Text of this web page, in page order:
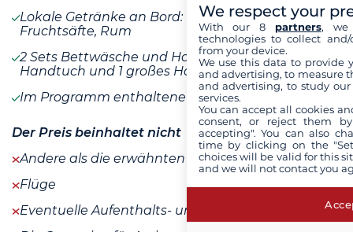
Lokale Getränke an Bord: Wasser, Wein,
Fruchtsäfte, Rum
2 Sets Bettwäsche und Handtücher (1 kleines
Handtuch und 1 großes Handtuch) pro Woche
Im Programm enthaltene Mahlzeiten
Der Preis beinhaltet nicht
Andere als die erwähnten Getränke
Flüge
Eventuelle Aufenthalts- und Ausreisesteuern
We respect your
With our 8 partners, we
technologies to collect
from your device.
We use this data to provide
and advertising, to measure
and advertising, to study
services.
You can accept all cookies
consent, or reject them
accepting". You can also
time by clicking on the
choices will be valid for this
and we will not contact you